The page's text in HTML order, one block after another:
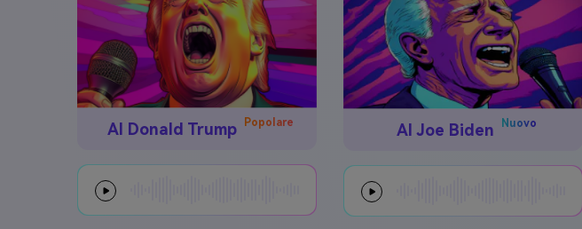
AI Donald Trump Popolare AI Joe Biden Nuovo